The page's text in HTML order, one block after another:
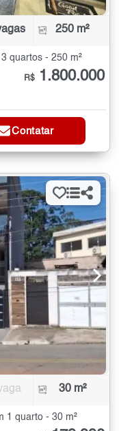
250 m²
quartos - 250 m²
R$ 1.800.000
Contatar
30 m²
1 quarto - 30 m²